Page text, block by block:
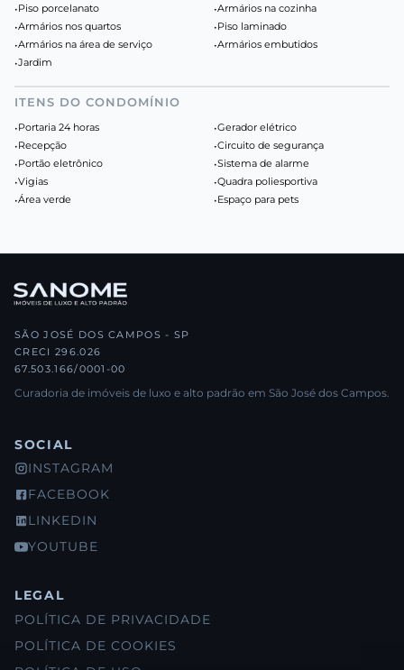
•Piso porcelanato •Armários na cozinha
•Armários nos quartos •Piso laminado
•Armários na área de serviço •Armários embutidos
•Jardim
ITENS DO CONDOMÍNIO
•Portaria 24 horas •Gerador elétrico
•Recepção •Circuito de segurança
•Portão eletrônico •Sistema de alarme
•Vigias •Quadra poliesportiva
•Área verde •Espaço para pets
SÃO JOSÉ DOS CAMPOS - SP
CRECI 296.026
67.503.166/0001-00
Curadoria de imóveis de luxo e alto padrão em São José dos Campos.
SOCIAL
INSTAGRAM
FACEBOOK
LINKEDIN
YOUTUBE
LEGAL
POLÍTICA DE PRIVACIDADE
POLÍTICA DE COOKIES